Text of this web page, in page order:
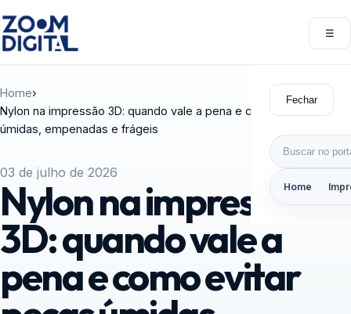
☰
Fechar
Buscar por:
Home
Home›
Nylon na impressão 3D: quando vale a pena e como evitar peças
úmidas, empenadas e frágeis
03 de julho de 2026
Nylon na impressão
3D: quando vale a
pena e como evitar